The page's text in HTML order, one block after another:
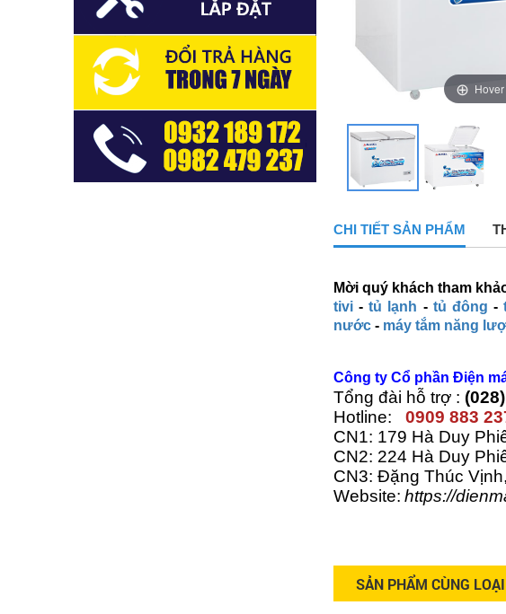
CHI TIẾT SẢN PHẨM
Mời quý khách tham
tivi -tủ lạnh - tủ đông -
nước - máy tắm năng
Công ty Cổ phần Điện
Tổng đài hỗ trợ :
Hotline:0909 883
CN1: 179 Hà Duy
CN2: 224 Hà Duy
CN3: Đặng Thúc
Website: https://
SẢN PHẨM CÙNG LOẠI